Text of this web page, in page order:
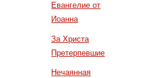
Евангелие от
Иоанна
За Христа
Претерпевшие
Нечаянная